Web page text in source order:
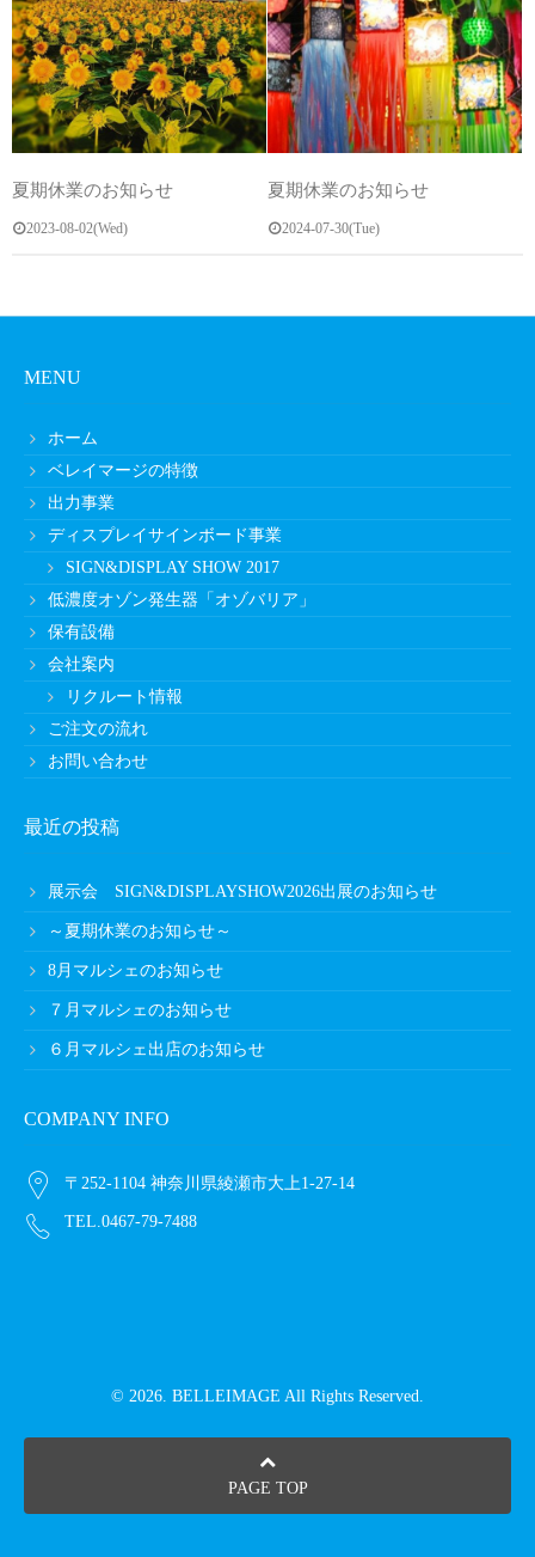
夏期休業のお知らせ
2023-08-02(Wed)
夏期休業のお知らせ
2024-07-30(Tue)
MENU
ホーム
ベレイマージの特徴
出力事業
ディスプレイサインボード事業
SIGN&DISPLAY SHOW 2017
低濃度オゾン発生器「オゾバリア」
保有設備
会社案内
リクルート情報
ご注文の流れ
お問い合わせ
最近の投稿
展示会 SIGN&DISPLAYSHOW2026出展のお知らせ
～夏期休業のお知らせ～
8月マルシェのお知らせ
７月マルシェのお知らせ
６月マルシェ出店のお知らせ
COMPANY INFO
〒252-1104 神奈川県綾瀬市大上1-27-14
TEL.0467-79-7488
© 2026. BELLEIMAGE All Rights Reserved.
PAGE TOP